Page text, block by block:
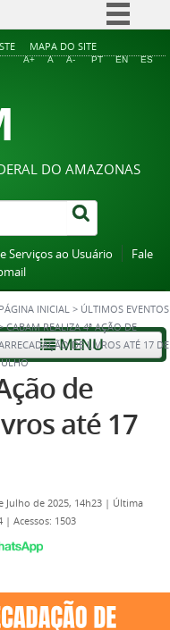
Simplifique!
à informação
MAPA DO SITE
A+ A A- PT EN ES
DO AMAZONAS
Serviços ao Usuário
Fale
PÁGINA INICIAL > ÚLTIMOS EVENTOS
CABAM REALIZA 4ª AÇÃO DE
DE LIVROS ATÉ 17 DE
MENU
de
até 17
Julho de 2025, 14h23 | Última
| Acessos: 1503